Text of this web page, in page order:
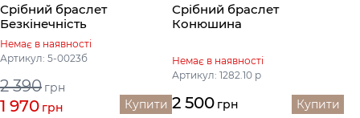
Срібний браслет
Безкінечність
Немає в наявності
Артикул: 5-0023б
2 390 грн
1 970 грн Купити
Срібний браслет
Конюшина
Немає в наявності
Артикул: 1282.10 р
2 500 грн Купити